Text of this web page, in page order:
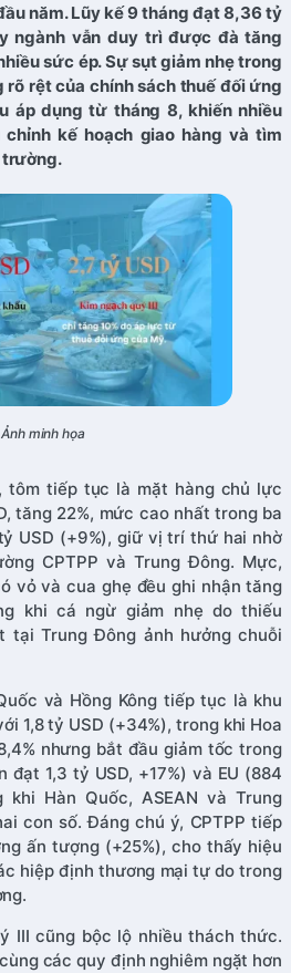
năm. Lũy kế 9 tháng đạt 8,36 tỷ
ngành vẫn duy trì được đà tăng
sức ép. Sự sụt giảm nhẹ trong
rõ rệt của chính sách thuế đối ứng
áp dụng từ tháng 8, khiến nhiều
kế hoạch giao hàng và tìm
trường.
Ảnh minh họa
tôm tiếp tục là mặt hàng chủ lực
tăng 22%, mức cao nhất trong ba
USD (+9%), giữ vị trí thứ hai nhờ
CPTPP và Trung Đông. Mực,
vỏ và cua ghẹ đều ghi nhận tăng
khi cá ngừ giảm nhẹ do thiếu
tại Trung Đông ảnh hưởng chuỗi
và Hồng Kông tiếp tục là khu
1,8 tỷ USD (+34%), trong khi Hoa
nhưng bắt đầu giảm tốc trong
đạt 1,3 tỷ USD, +17%) và EU (884
khi Hàn Quốc, ASEAN và Trung
con số. Đáng chú ý, CPTPP tiếp
ấn tượng (+25%), cho thấy hiệu
hiệp định thương mại tự do trong
III cũng bộc lộ nhiều thách thức.
các quy định nghiêm ngặt hơn